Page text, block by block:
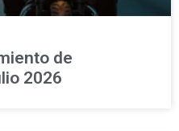
de
2026